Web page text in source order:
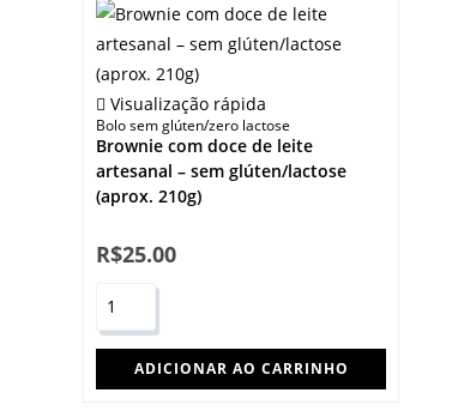
Visualização rápida
Bolo sem glúten/zero lactose
Brownie com doce de leite
artesanal – sem glúten/lactose
(aprox. 210g)
R$25.00
ADICIONAR AO CARRINHO